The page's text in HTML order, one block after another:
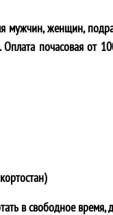
женщин,
почасовая от
в свободное время,